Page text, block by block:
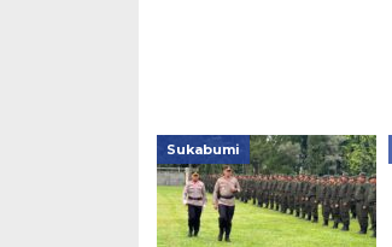
Sukabumi